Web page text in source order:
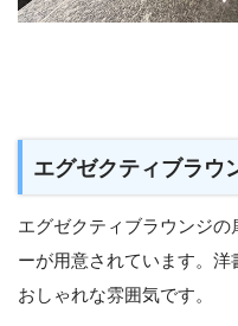
エグゼクティブラウ
エグゼクティブラウンジの
ーが用意されています。
おしゃれな雰囲気です。